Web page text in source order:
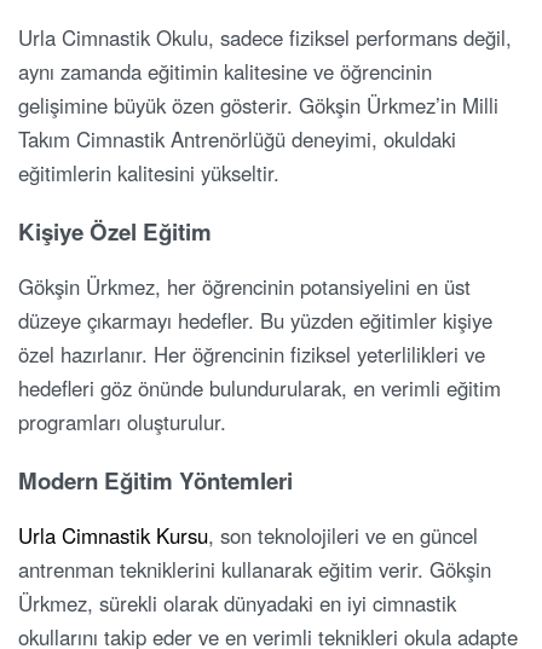
Urla Cimnastik Okulu, sadece fiziksel performans değil,
aynı zamanda eğitimin kalitesine ve öğrencinin
gelişimine büyük özen gösterir. Gökşin Ürkmez’in Milli
Takım Cimnastik Antrenörlüğü deneyimi, okuldaki
eğitimlerin kalitesini yükseltir.
Kişiye Özel Eğitim
Gökşin Ürkmez, her öğrencinin potansiyelini en üst
düzeye çıkarmayı hedefler. Bu yüzden eğitimler kişiye
özel hazırlanır. Her öğrencinin fiziksel yeterlilikleri ve
hedefleri göz önünde bulundurularak, en verimli eğitim
programları oluşturulur.
Modern Eğitim Yöntemleri
Urla Cimnastik Kursu, son teknolojileri ve en güncel
antrenman tekniklerini kullanarak eğitim verir. Gökşin
Ürkmez, sürekli olarak dünyadaki en iyi cimnastik
okullarını takip eder ve en verimli teknikleri okula adapte